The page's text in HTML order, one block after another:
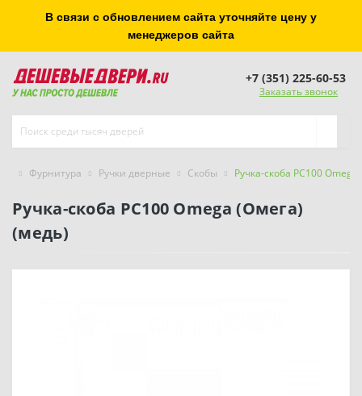
В связи с обновлением сайта уточняйте цену у
менеджеров сайта
+7 (351) 225-60-53
Заказать звонок
Фурнитура Ручки дверные Скобы Ручка-скоба РС100
Ручка-скоба РС100 Omega (Омега)
(медь)